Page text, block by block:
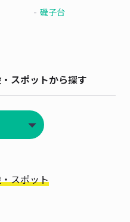
磯子台
スポットから探す
スポット